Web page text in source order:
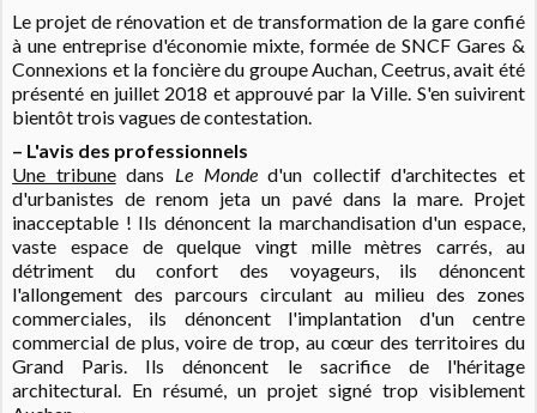
Le projet de rénovation et de transformation de la gare confié
à une entreprise d'économie mixte, formée de SNCF Gares &
Connexions et la foncière du groupe Auchan, Ceetrus, avait été
présenté en juillet 2018 et approuvé par la Ville. S'en suivirent
bientôt trois vagues de contestation.
– L'avis des professionnels
Une tribunedans Le Monded'un collectif d'architectes et
d'urbanistes de renom jeta un pavé dans la mare. Projet
inacceptable ! Ils dénoncent la marchandisation d'un espace,
vaste espace de quelque vingt mille mètres carrés, au
détriment du confort des voyageurs, ils dénoncent
l'allongement des parcours circulant au milieu des zones
commerciales, ils dénoncent l'implantation d'un centre
commercial de plus, voire de trop, au cœur des territoires du
Grand Paris. Ils dénoncent le sacrifice de l'héritage
architectural. En résumé, un projet signé trop visiblement